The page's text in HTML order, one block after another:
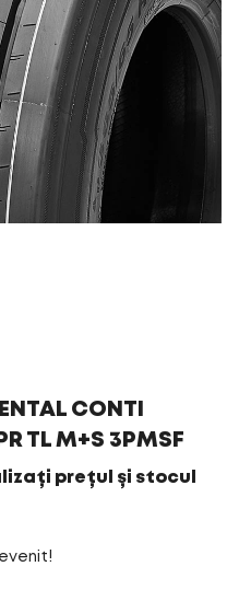
CONTI
TL M+S 3PMSF
prețul și stocul